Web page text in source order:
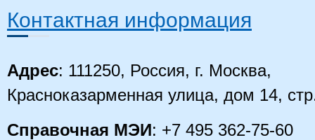
Контактная информация
Адрес: 111250, Россия, г. Москва,
Красноказарменная улица, дом 14,
Справочная МЭИ: +7 495 362-75-60